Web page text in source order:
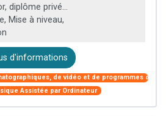
diplôme privé...
Mise à niveau,
d'informations
de vidéo et de programmes de
Assistée par Ordinateur